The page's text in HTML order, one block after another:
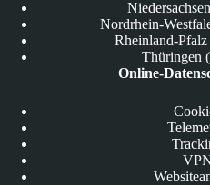
Nordrhein-
Rheinland-
Thüringen
Online-